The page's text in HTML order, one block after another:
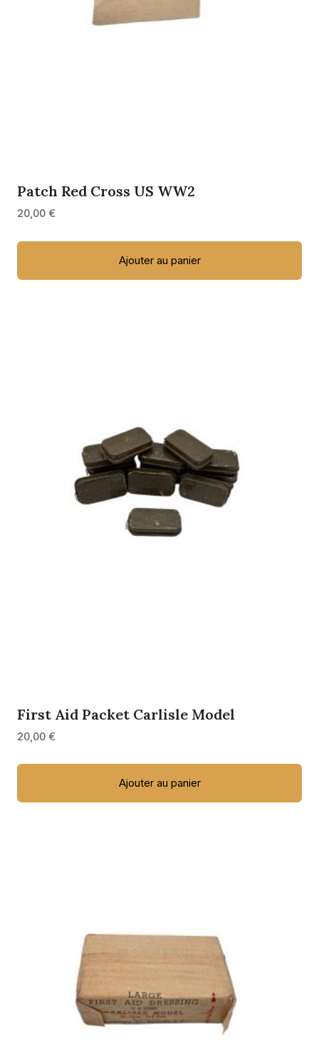
Patch Red Cross US WW2
20,00 €
Ajouter au panier
First Aid Packet Carlisle Model
20,00 €
Ajouter au panier